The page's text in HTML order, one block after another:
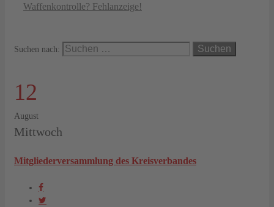
Waffenkontrolle? Fehlanzeige!
Suchen nach:
12
August
Mittwoch
Mitgliederversammlung des Kreisverbandes